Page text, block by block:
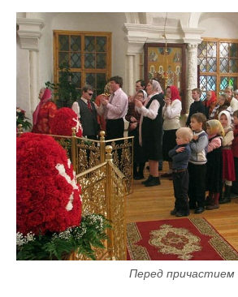
Перед причастием